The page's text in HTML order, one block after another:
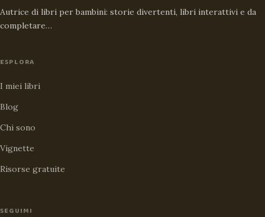
Autrice di libri per bambini: storie divertenti, libri interattivi e da
completare…
ESPLORA
I miei libri
Blog
Chi sono
Vignette
Risorse gratuite
SEGUIMI